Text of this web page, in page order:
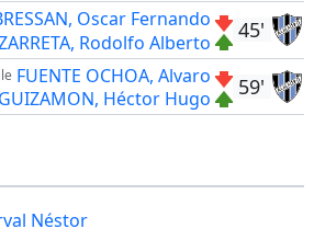
45'
Oscar Fernando
Rodolfo Alberto
59'
FUENTE OCHOA, Alvaro
Héctor Hugo
Néstor